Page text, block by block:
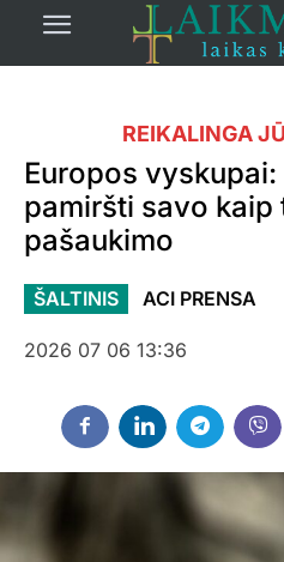
REIKALINGA
Europos vyskupai:
pamiršti savo
pašaukimo
ŠALTINIS ACI PRENSA
2026 07 06 13:36